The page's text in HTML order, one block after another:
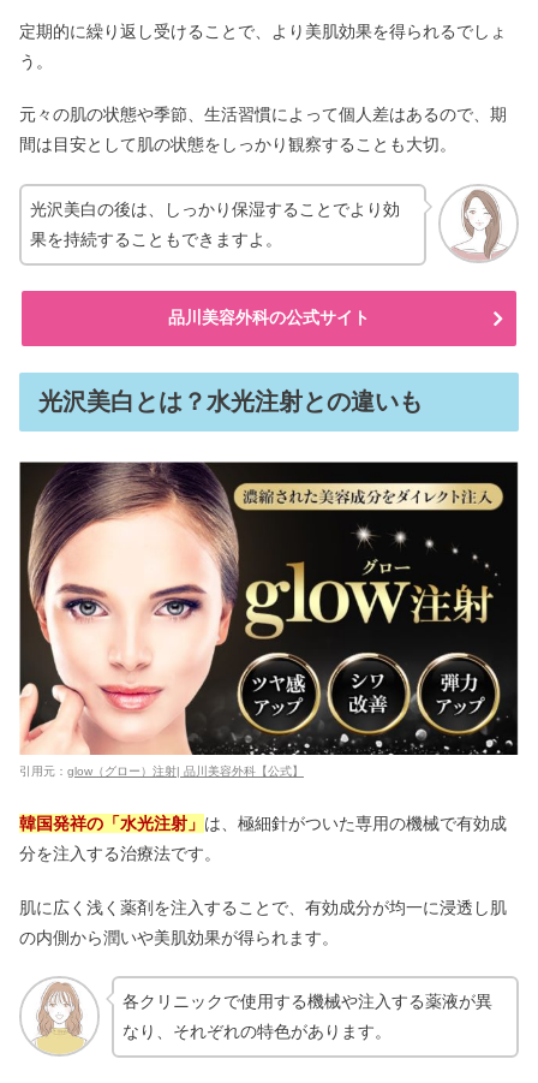
定期的に繰り返し受けることで、より美肌効果を得られるでしょ
う。
元々の肌の状態や季節、生活習慣によって個人差はあるので、期
間は目安として肌の状態をしっかり観察することも大切。
光沢美白の後は、しっかり保湿することでより効
果を持続することもできますよ。
品川美容外科の公式サイト
光沢美白とは？水光注射との違いも
引用元： glow（グロー）注射| 品川美容外科【公式】
韓国発祥の「水光注射」 は、極細針がついた専用の機械で有効成
分を注入する治療法です。
肌に広く浅く薬剤を注入することで、有効成分が均一に浸透し肌
の内側から潤いや美肌効果が得られます。
各クリニックで使用する機械や注入する薬液が異
なり、それぞれの特色があります。